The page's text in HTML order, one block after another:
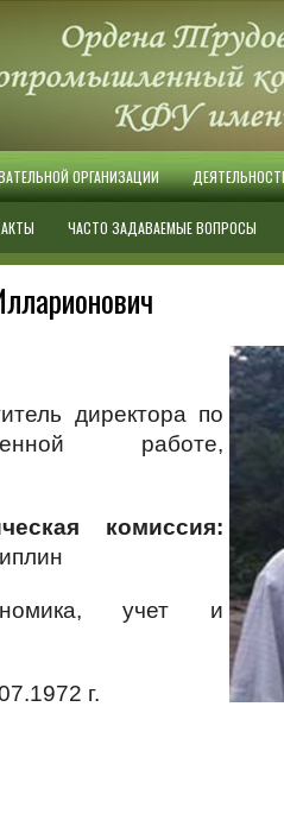
ОРГАНИЗАЦИИ
ЧАСТО ЗАДАВАЕМЫЕ ВОПРОСЫ
директора по
работе,
комиссия:
учет и
г.